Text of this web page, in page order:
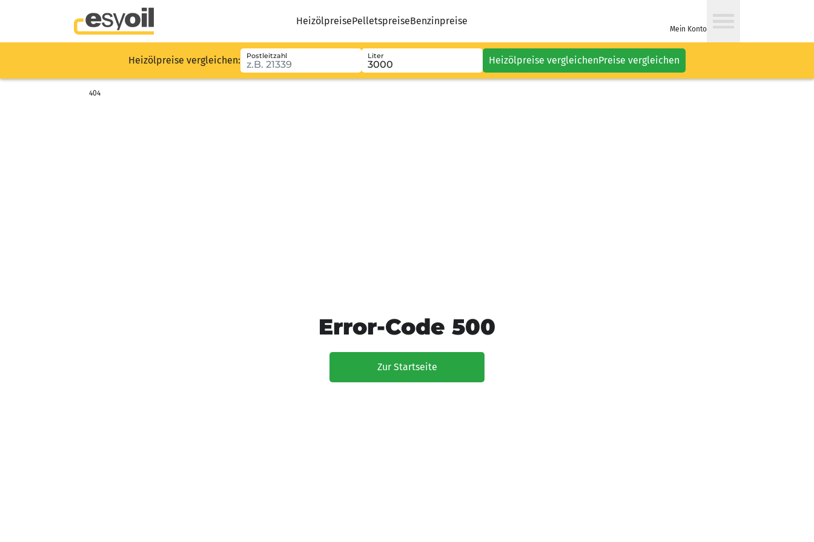
HeizölpreisePelletspreiseBenzinpreise
Mein Konto
Heizölpreise vergleichen: Postleitzahl Liter Heizölpreise vergleichenPreise vergleichen
404
Error-Code 500
Zur Startseite